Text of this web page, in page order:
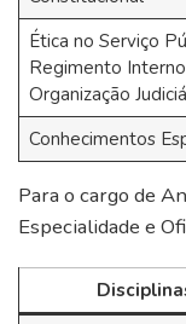
Ética no Serviço
Regimento
Organização
Conhecimentos
Para o cargo de
Especialidade e